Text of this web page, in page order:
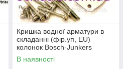
Кришка водної арматури в
складанні (фір.уп, EU)
колонок Bosch-Junkers
WR275...400-1, арт.
8705500101, к.з.0887
В наявності